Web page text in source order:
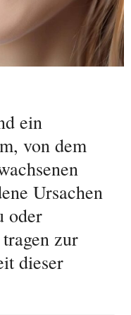
ein
von dem
Ursachen
oder
zur
dieser